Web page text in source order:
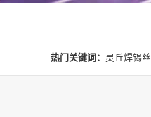
热门关键词： 灵丘焊锡丝